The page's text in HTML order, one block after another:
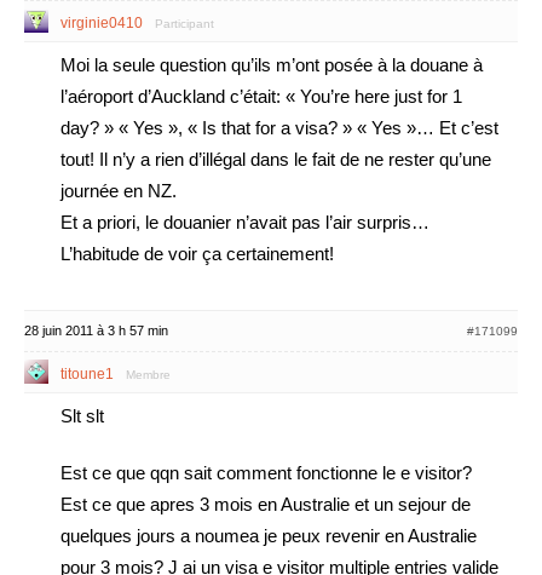
virginie0410 Participant
Moi la seule question qu’ils m’ont posée à la douane à
l’aéroport d’Auckland c’était: « You’re here just for 1
day? » « Yes », « Is that for a visa? » « Yes »… Et c’est
tout! Il n’y a rien d’illégal dans le fait de ne rester qu’une
journée en NZ.
Et a priori, le douanier n’avait pas l’air surpris…
L’habitude de voir ça certainement!
28 juin 2011 à 3 h 57 min #171099
titoune1 Membre
Slt slt
Est ce que qqn sait comment fonctionne le e visitor?
Est ce que apres 3 mois en Australie et un sejour de
quelques jours a noumea je peux revenir en Australie
pour 3 mois? J ai un visa e visitor multiple entries valide